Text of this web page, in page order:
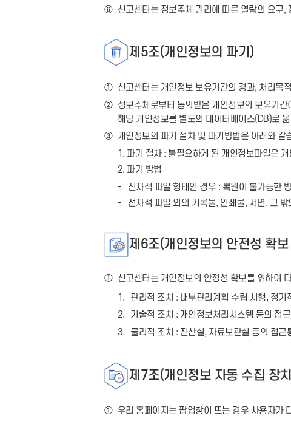
⑥ 신고센터는 정보주체 권리에 따른 열람의 요구
제5조(개인정보의 파기)
① 신고센터는 개인정보 보유기간의 경과, 처리목
② 정보주체로부터 동의받은 개인정보의 보유기
해당 개인정보를 별도의 데이터베이스(DB)로
③ 개인정보의 파기 절차 및 파기방법은 아래와 같
1. 파기 절차 : 불필요하게 된 개인정보파일은
2. 파기 방법
전자적 파일 형태인 경우 : 복원이 불가능한
전자적 파일 외의 기록물, 인쇄물, 서면, 그
제6조(개인정보의 안전성 확
① 신고센터는 개인정보의 안정성 확보를 위하여
1.
관리적 조치 : 내부관리계획 수립 시행, 정기
2.
기술적 조치 : 개인정보처리시스템 등의 접
3.
물리적 조치 : 전산실, 자료보관실 등의 접근
제7조(개인정보 자동 수집 장
① 우리 홈페이지는 팝업창이 뜨는 경우 사용자가